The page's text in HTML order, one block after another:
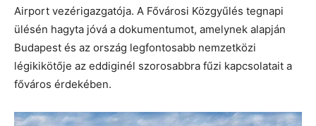
Airport vezérigazgatója. A Fővárosi Közgyűlés tegnapi
ülésén hagyta jóvá a dokumentumot, amelynek alapján
Budapest és az ország legfontosabb nemzetközi
légikikötője az eddiginél szorosabbra fűzi kapcsolatait a
főváros érdekében.